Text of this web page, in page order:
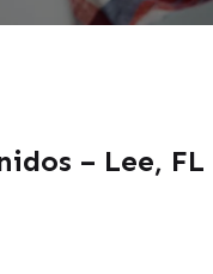
– Lee, FL